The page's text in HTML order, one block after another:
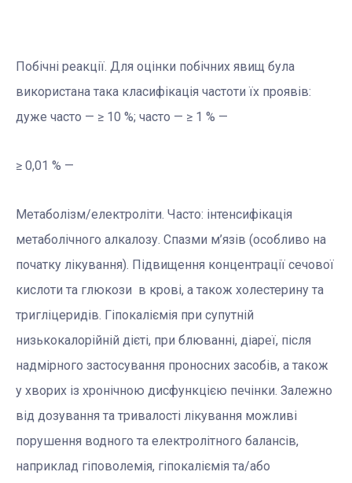
Побічні реакції. Для оцінки побічних явищ була
використана така класифікація частоти їх проявів:
дуже часто — ≥ 10 %; часто — ≥ 1 % —
≥ 0,01 % —
Метаболізм/електроліти. Часто: інтенсифікація
метаболічного алкалозу. Спазми м’язів (особливо на
початку лікування). Підвищення концентрації сечової
кислоти та глюкози в крові, а також холестерину та
тригліцеридів. Гіпокаліємія при супутній
низькокалорійній дієті, при блюванні, діареї, після
надмірного застосування проносних засобів, а також
у хворих із хронічною дисфункцією печінки. Залежно
від дозування та тривалості лікування можливі
порушення водного та електролітного балансів,
наприклад гіповолемія, гіпокаліємія та/або